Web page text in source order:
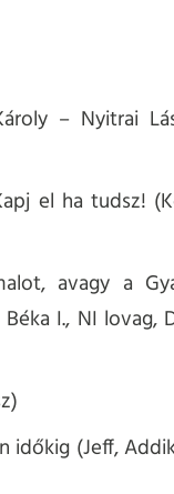
– Nyitrai
el ha tudsz!
avagy a
I., NI lovag,
időkig (Jeff,